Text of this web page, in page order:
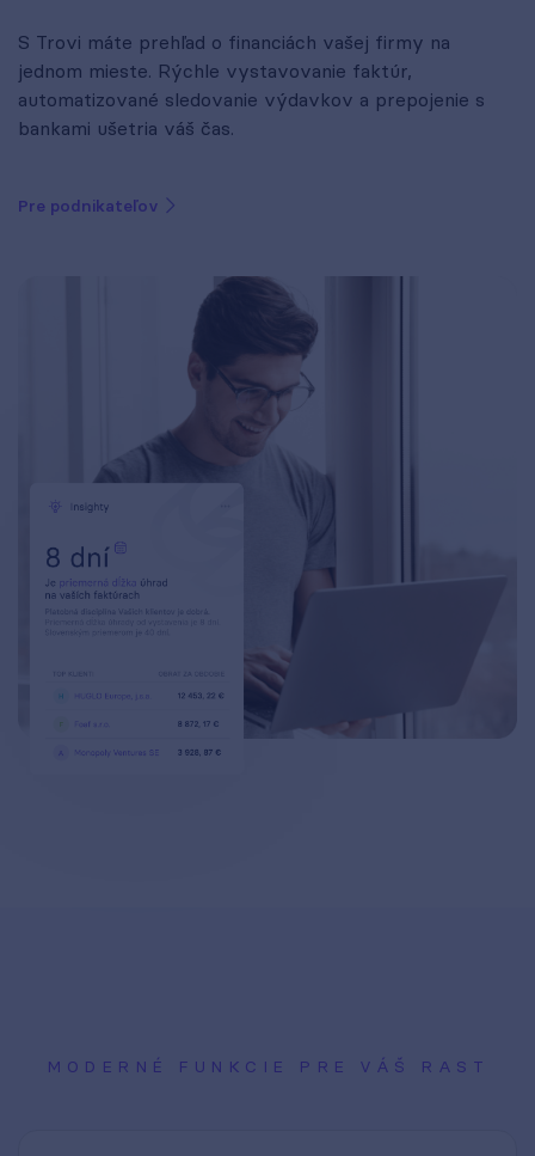
S Trovi máte prehľad o financiách vašej firmy na
jednom mieste. Rýchle vystavovanie faktúr,
automatizované sledovanie výdavkov a prepojenie s
bankami ušetria váš čas.
Pre podnikateľov
MODERNÉ FUNKCIE PRE VÁŠ RAST